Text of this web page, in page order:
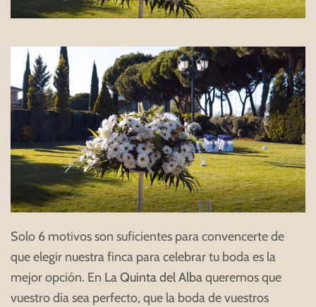
Solo 6 motivos son suficientes para convencerte de
que elegir nuestra finca para celebrar tu boda es la
mejor opción. En La Quinta del Albaqueremos que
vuestro día sea perfecto, que la boda de vuestros